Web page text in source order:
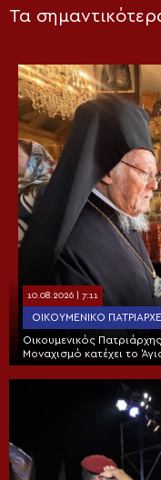
Τα
10.08.2026 | 7:11
ΟΙΚΟΥΜΕΝΙΚΌ
Οικουμενικός
Μοναχισμό κατέχει το